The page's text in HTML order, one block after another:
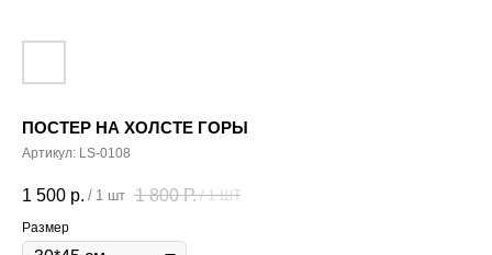
ПОСТЕР НА ХОЛСТЕ ГОРЫ
Артикул: LS-0108
1 500 р. / 1 шт 1 800 Р. / 1 ШТ
Размер